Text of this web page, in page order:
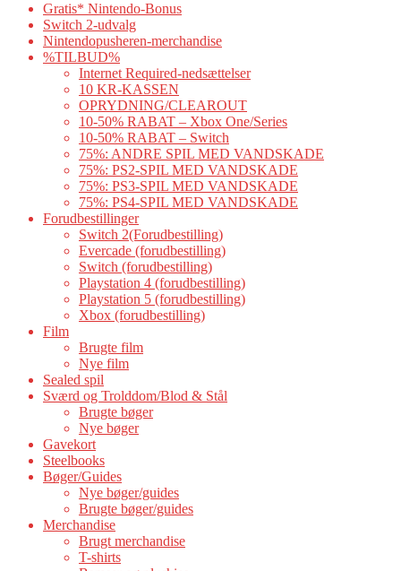
Gratis* Nintendo-Bonus
Switch 2-udvalg
Nintendopusheren-merchandise
%TILBUD%
Internet Required-nedsættelser
10 KR-KASSEN
OPRYDNING/CLEAROUT
10-50% RABAT – Xbox One/Series
10-50% RABAT – Switch
75%: ANDRE SPIL MED VANDSKADE
75%: PS2-SPIL MED VANDSKADE
75%: PS3-SPIL MED VANDSKADE
75%: PS4-SPIL MED VANDSKADE
Forudbestillinger
Switch 2(Forudbestilling)
Evercade (forudbestilling)
Switch (forudbestilling)
Playstation 4 (forudbestilling)
Playstation 5 (forudbestilling)
Xbox (forudbestilling)
Film
Brugte film
Nye film
Sealed spil
Sværd og Trolddom/Blod & Stål
Brugte bøger
Nye bøger
Gavekort
Steelbooks
Bøger/Guides
Nye bøger/guides
Brugte bøger/guides
Merchandise
Brugt merchandise
T-shirts